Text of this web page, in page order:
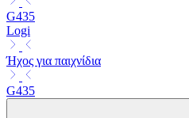
G435
Logi
Ήχος για παιχνίδια
G435